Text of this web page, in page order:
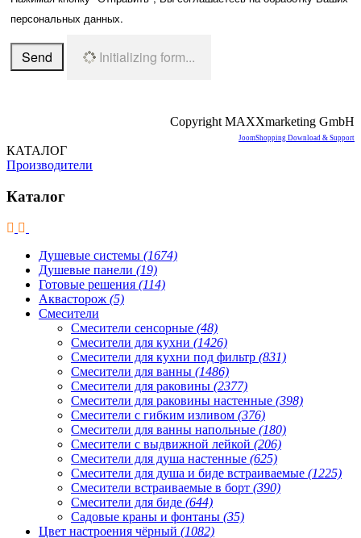
персональных данных.
Send Initializing form...
Copyright MAXXmarketing GmbH
JoomShopping Download & Support
КАТАЛОГ
Производители
Каталог
Душевые системы (1674)
Душевые панели (19)
Готовые решения (114)
Аквасторож (5)
Смесители
Смесители сенсорные (48)
Смесители для кухни (1426)
Смесители для кухни под фильтр (831)
Смесители для ванны (1486)
Смесители для раковины (2377)
Смесители для раковины настенные (398)
Смесители с гибким изливом (376)
Смесители для ванны напольные (180)
Смесители с выдвижной лейкой (206)
Смесители для душа настенные (625)
Смесители для душа и биде встраиваемые (1225)
Смесители встраиваемые в борт (390)
Смесители для биде (644)
Садовые краны и фонтаны (35)
Цвет настроения чёрный (1082)